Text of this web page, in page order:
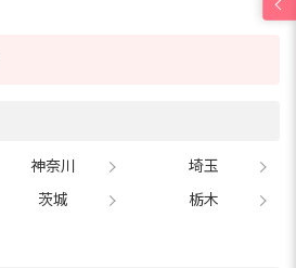
神奈川
埼玉
茨城
栃木